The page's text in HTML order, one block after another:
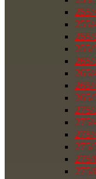
255/
255/
255/
255/
265/
265/
265/
265/
275/
275/
275/
275/
275/
275/